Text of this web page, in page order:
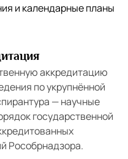
и календарные планы
аккредитацию
по укрупнённой
— научные
государственной
Рособрнадзора.